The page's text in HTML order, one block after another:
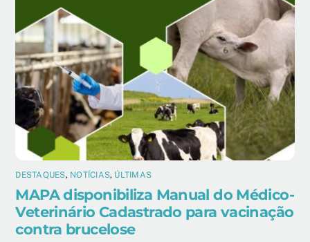
DESTAQUES, NOTÍCIAS, ÚLTIMAS
MAPA disponibiliza Manual do Médico-
Veterinário Cadastrado para vacinação
contra brucelose